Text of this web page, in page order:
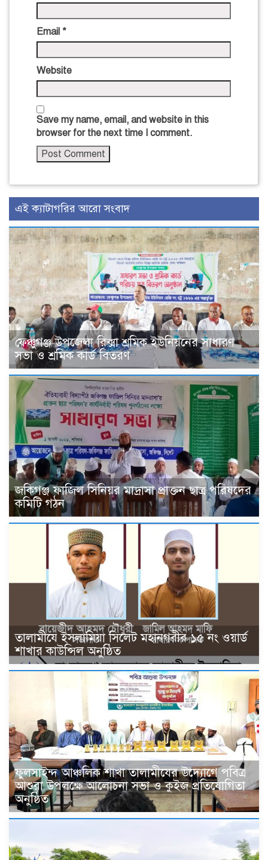
Email *
Website
Save my name, email, and website in this
browser for the next time I comment.
এই ক্যাটাগরির আরো সংবাদ
ফেঞ্চুগঞ্জ উপজেলা রিক্সা শ্রমিক ইউনিয়নের সাধারণ
সভা ও শ্রমিক কার্ড বিতরণ
জকিগঞ্জ ফাজিল সিনিয়র মাদ্রাসা প্রাক্তন ছাত্র পরিষদের
কমিটি গঠন
তালামীযে ইসলামিয়া সিলেট মহানগরীর ১৫ নং ওয়ার্ড
শাখার কাউন্সিল অনুষ্ঠিত
ফুলসাইন্দ আঞ্চলিক শাখা তালামীযের উদ্যোগে পবিত্র
আশুরা উপলক্ষে আলোচনা সভা ও কুইজ প্রতিযোগিতা
অনুষ্ঠিত